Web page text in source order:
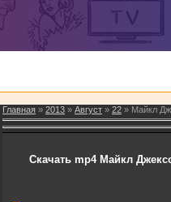
Главная » 2013 » Август » 22 » Майкл
Скачать mp4 Майкл